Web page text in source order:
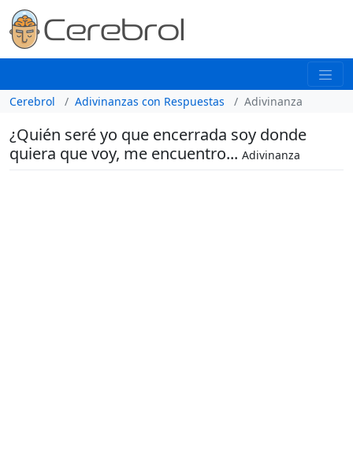
Cerebrol Adivinanzas con Respuestas Adivinanza
¿Quién seré yo que encerrada soy donde
quiera que voy, me encuentro... Adivinanza